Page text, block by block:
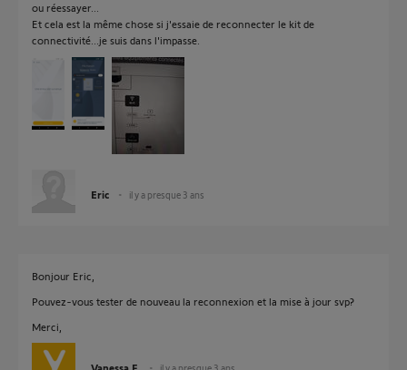
ou réessayer...
Et cela est la même chose si j'essaie de reconnecter le kit de
connectivité...je suis dans l'impasse.
Eric il y a presque 3 ans
Bonjour Eric,
Pouvez-vous tester de nouveau la reconnexion et la mise à jour svp?
Merci,
Vanessa F.